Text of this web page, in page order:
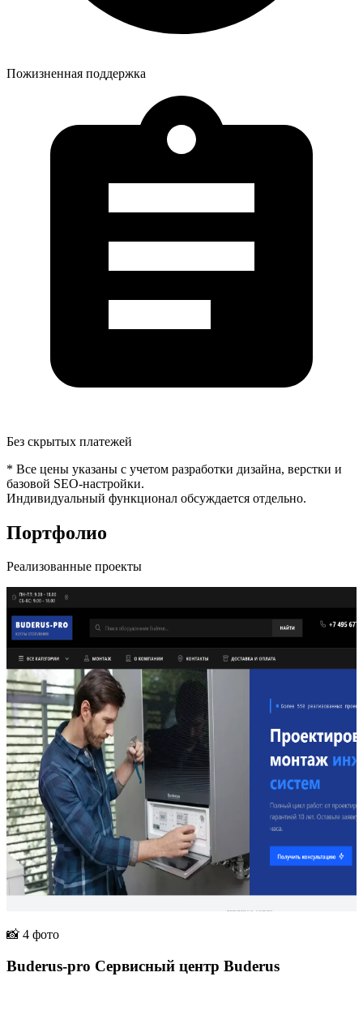
Пожизненная поддержка
Без скрытых платежей
* Все цены указаны с учетом разработки дизайна, верстки и
базовой SEO-настройки.
Индивидуальный функционал обсуждается отдельно.
Портфолио
Реализованные проекты
📸 4 фото
Buderus-pro Сервисный центр Buderus